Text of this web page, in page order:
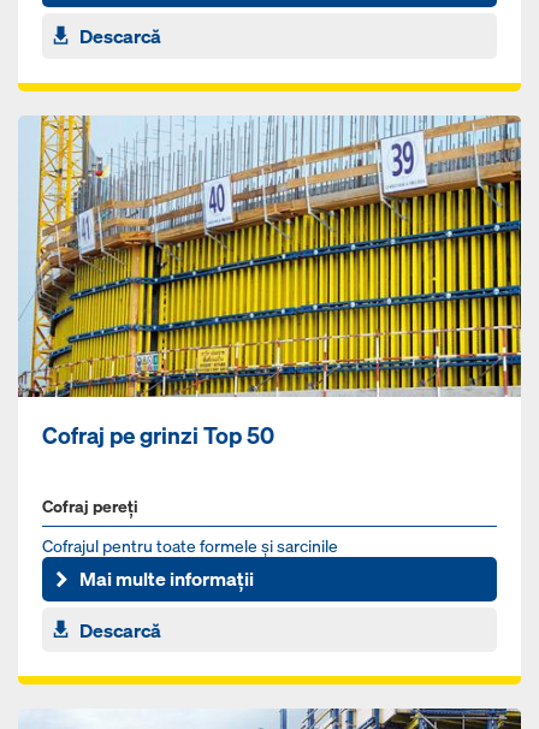
Descarcă
Cofraj pe grinzi Top 50
Cofraj pereți
Cofrajul pentru toate formele şi sarcinile
Mai multe informații
Descarcă